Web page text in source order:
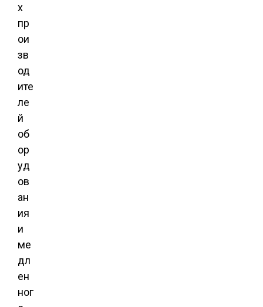
х
пр
ои
зв
од
ите
ле
й
об
ор
уд
ов
ан
ия
и
ме
дл
ен
ног